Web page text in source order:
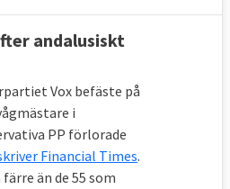
andalusiskt
Vox befäste på
i
PP förlorade
Financial Times.
än de 55 som